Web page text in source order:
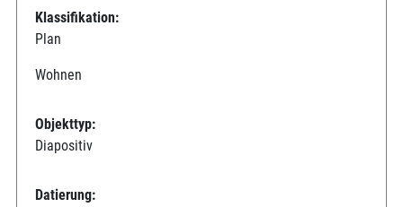
Klassifikation:
Plan
Wohnen
Objekttyp:
Diapositiv
Datierung: